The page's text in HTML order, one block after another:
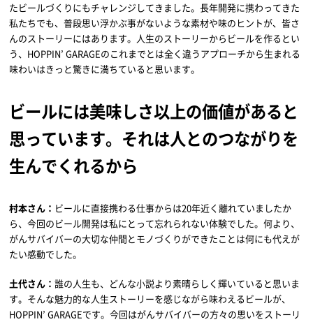
たビールづくりにもチャレンジしてきました。長年開発に携わってきた
私たちでも、普段思い浮かぶ事がないような素材や味のヒントが、皆さ
んのストーリーにはあります。人生のストーリーからビールを作るとい
う、HOPPIN’ GARAGEのこれまでとは全く違うアプローチから生まれる
味わいはきっと驚きに満ちていると思います。
ビールには美味しさ以上の価値があると
思っています。それは人とのつながりを
生んでくれるから
村本さん： ビールに直接携わる仕事からは20年近く離れていましたか
ら、今回のビール開発は私にとって忘れられない体験でした。何より、
がんサバイバーの大切な仲間とモノづくりができたことは何にも代えが
たい感動でした。
土代さん：誰の人生も、どんな小説より素晴らしく輝いていると思いま
す。そんな魅力的な人生ストーリーを感じながら味わえるビールが、
HOPPIN’ GARAGEです。今回はがんサバイバーの方々の思いをストーリ